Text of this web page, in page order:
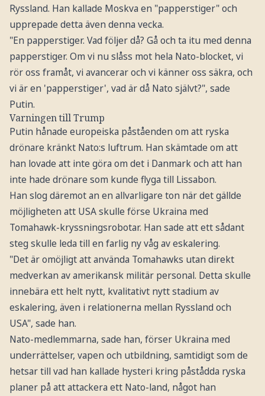
Ryssland. Han kallade Moskva en "papperstiger" och
upprepade detta även denna vecka.
"En papperstiger. Vad följer då? Gå och ta itu med denna
papperstiger. Om vi nu slåss mot hela Nato-blocket, vi
rör oss framåt, vi avancerar och vi känner oss säkra, och
vi är en 'papperstiger', vad är då Nato självt?", sade
Putin.
Varningen till Trump
Putin hånade europeiska påståenden om att ryska
drönare kränkt Nato:s luftrum. Han skämtade om att
han lovade att inte göra om det i Danmark och att han
inte hade drönare som kunde flyga till Lissabon.
Han slog däremot an en allvarligare ton när det gällde
möjligheten att USA skulle förse Ukraina med
Tomahawk-kryssningsrobotar. Han sade att ett sådant
steg skulle leda till en farlig ny våg av eskalering.
"Det är omöjligt att använda Tomahawks utan direkt
medverkan av amerikansk militär personal. Detta skulle
innebära ett helt nytt, kvalitativt nytt stadium av
eskalering, även i relationerna mellan Ryssland och
USA", sade han.
Nato-medlemmarna, sade han, förser Ukraina med
underrättelser, vapen och utbildning, samtidigt som de
hetsar till vad han kallade hysteri kring påstådda ryska
planer på att attackera ett Nato-land, något han